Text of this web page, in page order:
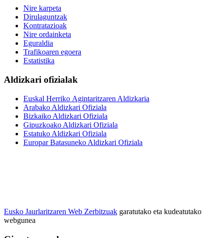
Nire karpeta
Dirulaguntzak
Kontratazioak
Nire ordainketa
Eguraldia
Trafikoaren egoera
Estatistika
Aldizkari ofizialak
Euskal Herriko Agintaritzaren Aldizkaria
Arabako Aldizkari Ofiziala
Bizkaiko Aldizkari Ofiziala
Gipuzkoako Aldizkari Ofiziala
Estatuko Aldizkari Ofiziala
Europar Batasuneko Aldizkari Ofiziala
Eusko Jaurlaritzaren Web Zerbitzuak garatutako eta kudeatutako
webgunea